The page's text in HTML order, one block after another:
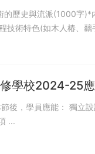
的歷史與流派(1000字
技術特色(如木人椿、
學校2024-25
業知識 注意事項 ...